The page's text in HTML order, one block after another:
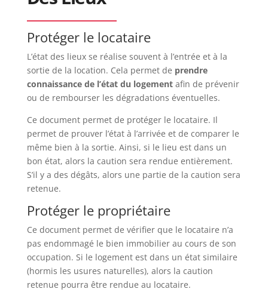
Protéger le locataire
L’état des lieux se réalise souvent à l’entrée et à la
sortie de la location. Cela permet de prendre
connaissance de l’état du logementafin de prévenir
ou de rembourser les dégradations éventuelles.
Ce document permet de protéger le locataire. Il
permet de prouver l’état à l’arrivée et de comparer le
même bien à la sortie. Ainsi, si le lieu est dans un
bon état, alors la caution sera rendue entièrement.
S’il y a des dégâts, alors une partie de la caution sera
retenue.
Protéger le propriétaire
Ce document permet de vérifier que le locataire n’a
pas endommagé le bien immobilier au cours de son
occupation. Si le logement est dans un état similaire
(hormis les usures naturelles), alors la caution
retenue pourra être rendue au locataire.